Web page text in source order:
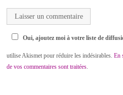
Oui, ajoutez moi à votre liste de
utilise Akismet pour réduire les indésirables.En
de vos commentaires sont traitées.